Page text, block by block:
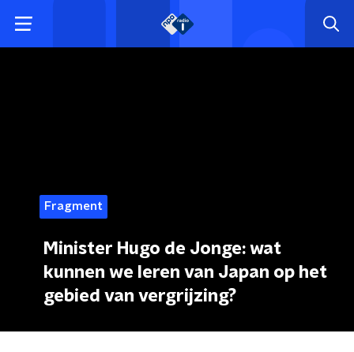
Fragment
Minister Hugo de Jonge: wat
kunnen we leren van Japan op het
gebied van vergrijzing?